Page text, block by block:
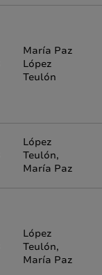
María Paz
López
Teulón
López
Teulón,
María Paz
López
Teulón,
María Paz